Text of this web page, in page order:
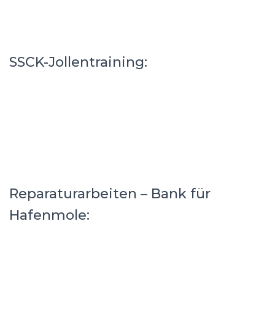
SSCK-Jollentraining:
Reparaturarbeiten – Bank für
Hafenmole: